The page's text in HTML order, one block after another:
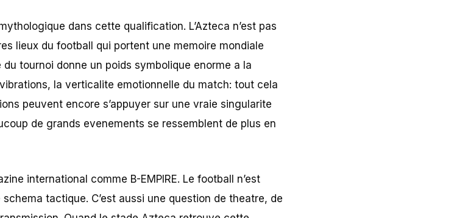
dans cette qualification. L’Azteca n’est pas
lieux du football qui portent une memoire mondiale
tournoi donne un poids symbolique enorme a la
la verticalite emotionnelle du match: tout cela
peuvent encore s’appuyer sur une vraie singularite
de grands evenements se ressemblent de plus en
international comme B-EMPIRE. Le football n’est
tactique. C’est aussi une question de theatre, de